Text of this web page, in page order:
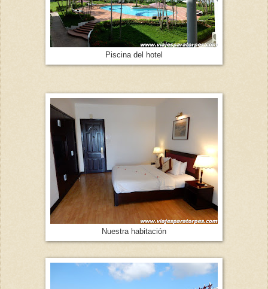
Piscina del hotel
Nuestra habitación